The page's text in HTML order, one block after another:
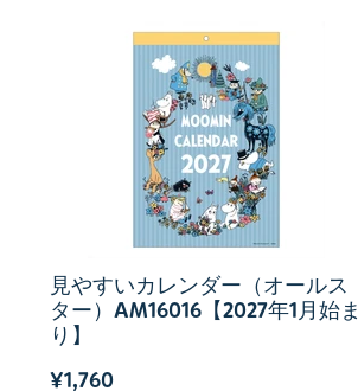
見やすいカレンダー（オールス
ター）AM16016【2027年1月始ま
り】
¥1,760